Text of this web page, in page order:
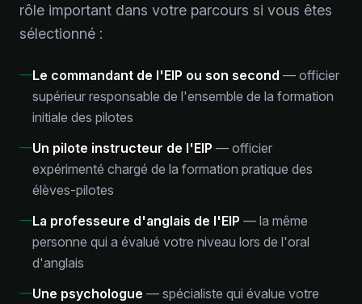
rôle important dans votre parcours si vous êtes
sélectionné :
Le commandant de l'EIP ou son second — officier
supérieur responsable de l'ensemble de la formation
initiale des pilotes
Un pilote instructeur de l'EIP — officier
expérimenté chargé de la formation pratique des
élèves-pilotes
La professeure d'anglais de l'EIP — la même
personne qui a évalué votre niveau lors de l'oral
d'anglais
Une psychologue — spécialiste qui évalue votre